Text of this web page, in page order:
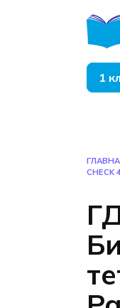
1
CHECK